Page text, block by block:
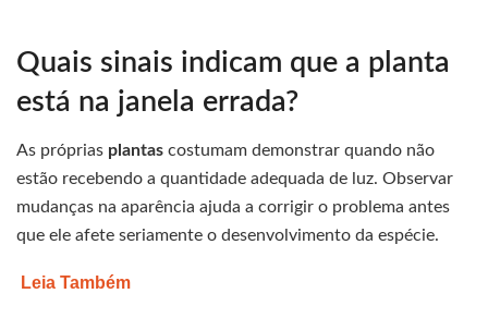
Quais sinais indicam que a planta
está na janela errada?
As próprias plantas costumam demonstrar quando não
estão recebendo a quantidade adequada de luz. Observar
mudanças na aparência ajuda a corrigir o problema antes
que ele afete seriamente o desenvolvimento da espécie.
Leia Também